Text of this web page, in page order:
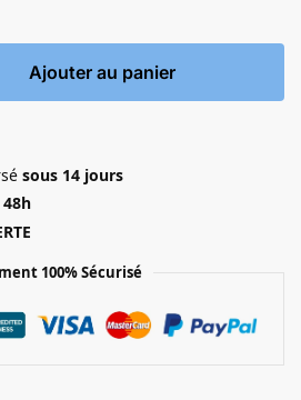
Ajouter au panier
sous 14 jours
100% Sécurisé